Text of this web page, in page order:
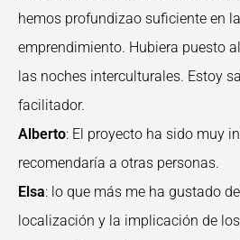
hemos profundizao suficiente en
emprendimiento. Hubiera puesto
las noches interculturales. Estoy
facilitador.
Alberto: El proyecto ha sido muy
recomendaría a otras personas.
Elsa: lo que más me ha gustado
localización y la implicación de